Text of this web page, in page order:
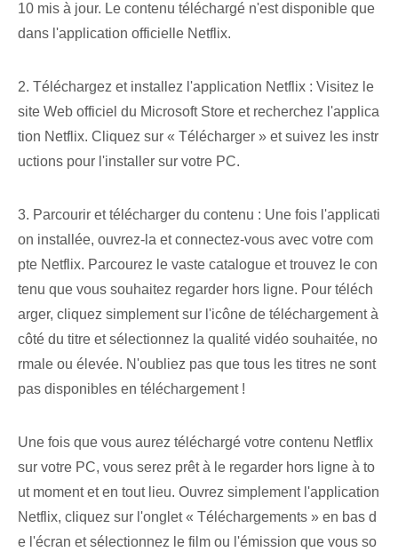
10 mis à jour. Le contenu téléchargé n'est disponible que
dans l'application officielle Netflix.
2. Téléchargez et installez l'application Netflix : Visitez le
site Web officiel du Microsoft Store et recherchez l'applica
tion Netflix. Cliquez⁤ sur « Télécharger » et suivez les instr
uctions ⁤pour ‌l'installer sur votre PC.
3. Parcourir et télécharger du contenu : Une fois l'applicati
on installée, ouvrez-la et connectez-vous avec votre com
pte Netflix. Parcourez le vaste catalogue et trouvez le con
tenu que vous souhaitez regarder hors ligne. Pour téléch
arger, cliquez simplement sur l'icône de téléchargement à
côté du titre et sélectionnez la qualité vidéo souhaitée, no
rmale ou élevée. N'oubliez pas que tous les titres ne sont
pas disponibles en téléchargement !
Une fois que vous aurez téléchargé votre contenu Netflix
sur votre PC, vous serez prêt à le regarder hors ligne à to
ut moment et en tout lieu. Ouvrez simplement l'application
Netflix, cliquez sur l'onglet « Téléchargements » en bas d
e l'écran et sélectionnez le film ou l'émission que vous so